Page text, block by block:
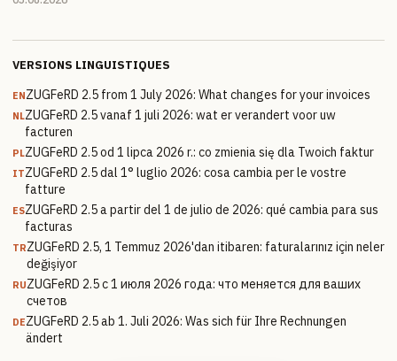
VERSIONS LINGUISTIQUES
ENZUGFeRD 2.5 from 1 July 2026: What changes for your invoices
NLZUGFeRD 2.5 vanaf 1 juli 2026: wat er verandert voor uw
facturen
PLZUGFeRD 2.5 od 1 lipca 2026 r.: co zmienia się dla Twoich faktur
ITZUGFeRD 2.5 dal 1° luglio 2026: cosa cambia per le vostre
fatture
ESZUGFeRD 2.5 a partir del 1 de julio de 2026: qué cambia para sus
facturas
TRZUGFeRD 2.5, 1 Temmuz 2026'dan itibaren: faturalarınız için neler
değişiyor
RUZUGFeRD 2.5 с 1 июля 2026 года: что меняется для ваших
счетов
DEZUGFeRD 2.5 ab 1. Juli 2026: Was sich für Ihre Rechnungen
ändert